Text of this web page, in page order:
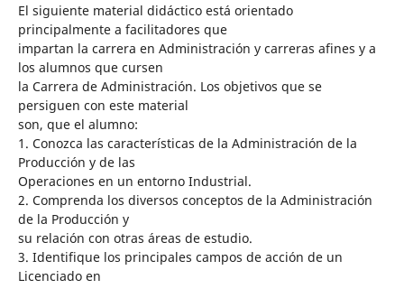
El siguiente material didáctico está orientado
principalmente a facilitadores que
impartan la carrera en Administración y carreras afines y a
los alumnos que cursen
la Carrera de Administración. Los objetivos que se
persiguen con este material
son, que el alumno:
1. Conozca las características de la Administración de la
Producción y de las
Operaciones en un entorno Industrial.
2. Comprenda los diversos conceptos de la Administración
de la Producción y
su relación con otras áreas de estudio.
3. Identifique los principales campos de acción de un
Licenciado en